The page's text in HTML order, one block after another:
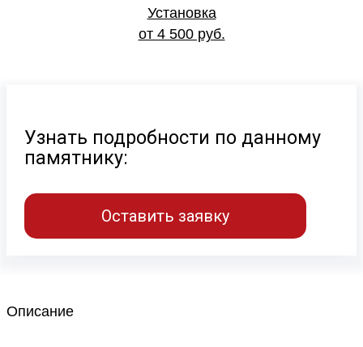
Установка
от 4 500 руб.
Узнать подробности по данному
памятнику:
Оставить заявку
Описание